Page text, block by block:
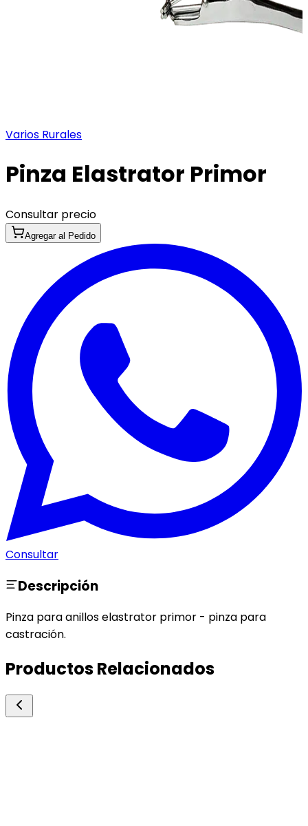
Varios Rurales
Pinza Elastrator Primor
Consultar precio
Agregar al Pedido
Consultar
Descripción
Pinza para anillos elastrator primor - pinza para
castración.
Productos Relacionados